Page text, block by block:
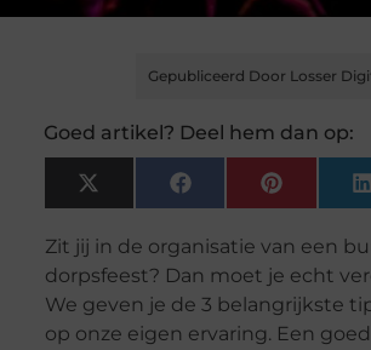
Gepubliceerd Door Losser
Goed artikel? Deel hem dan op:
X
(Twitter)
FacebookPinterest
Zit jij in de organisatie van een
dorpsfeest? Dan moet je echt
We geven je de 3 belangrijkste
op onze eigen ervaring. Een